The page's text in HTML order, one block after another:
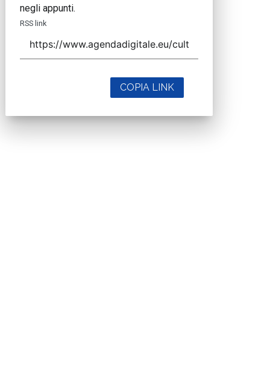
negli appunti.
RSS link
COPIA LINK